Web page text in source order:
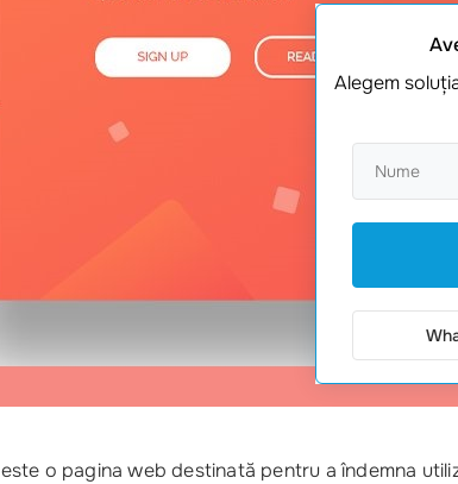
este o pagina web destinată pentru a îndemna
Alegem